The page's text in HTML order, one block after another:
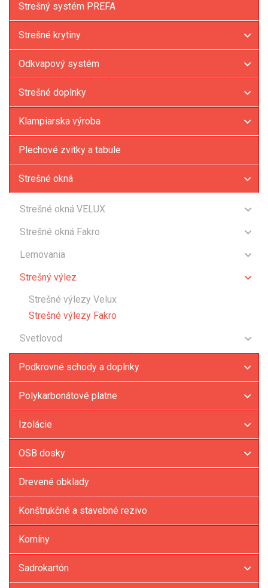
Strešný systém PREFA
Strešné krytiny
Odkvapový systém
Strešné doplnky
Klampiarska výroba
Plechové zvitky a tabule
Strešné okná
Strešné okná VELUX
Štandard / Štandard Plus
Výklopno-kyvné
Diaľkovo ovládané
Strešné okná Fakro
Kyvné okná - drevené
Lemovania
Lemovania Velux
Štandardné lemovania
Doplnkové lemovania
Strešný výlez
Strešné výlezy Velux
Strešné výlezy Fakro
Svetlovod
Svetlovody Velux
Svetlovody Fakro
Podkrovné schody a doplnky
Polykarbonátové platne
Izolácie
OSB dosky
Drevené obklady
Konštrukčné a stavebné rezivo
Komíny
Sadrokartón